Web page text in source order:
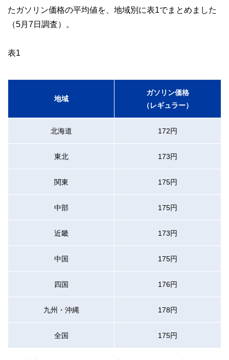
たガソリン価格の平均値を、地域別に表1でまとめました
（5月7日調査）。
表1
地域
ガソリン価格
（レギュラー）
北海道 172円
東北 173円
関東 175円
中部 175円
近畿 173円
中国 175円
四国 176円
九州・沖縄 178円
全国 175円